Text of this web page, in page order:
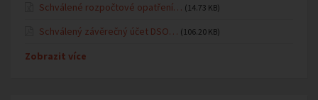
Schválené rozpočtové opatření… (14.73 KB)
Schválený závěrečný účet DSO… (106.20 KB)
Zobrazit více